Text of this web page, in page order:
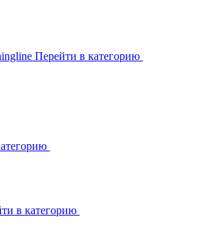
Перейти в категорию
в категорию